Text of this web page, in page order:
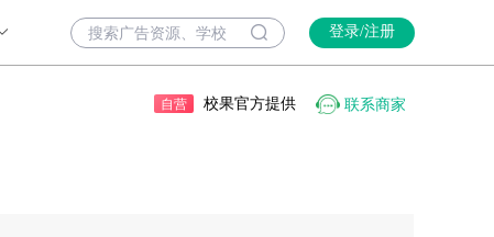
登录/注册
自营 校果官方提供 联系商家